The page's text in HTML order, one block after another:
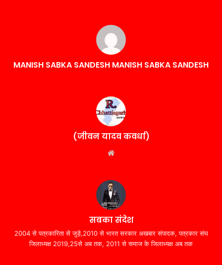
MANISH SABKA SANDESH MANISH SABKA SANDESH
(जीवन यादव कवर्धा)
सबका संदेश
2004 से पत्रकारिता से जुड़े,2010 से भारत सरकार अखबार संपादक, पत्रकार संघ
जिलाध्यक्ष 2019,25से अब तक, 2011 से समाज के जिलाध्यक्ष अब तक